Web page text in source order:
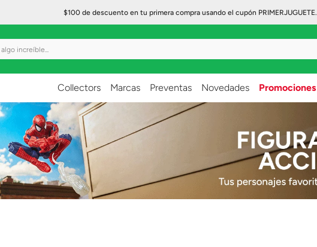
$100 de descuento en tu primera compra usando el cupón PRIMERJUGUETE.
increíble...
Collectors Marcas Preventas Novedades Promociones